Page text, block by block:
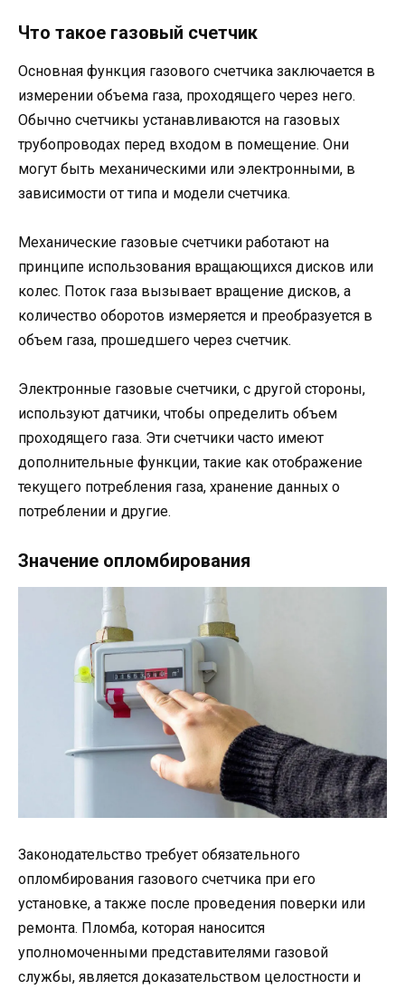
Что такое газовый счетчик
Основная функция газового счетчика заключается в
измерении объема газа, проходящего через него.
Обычно счетчикы устанавливаются на газовых
трубопроводах перед входом в помещение. Они
могут быть механическими или электронными, в
зависимости от типа и модели счетчика.
Механические газовые счетчики работают на
принципе использования вращающихся дисков или
колес. Поток газа вызывает вращение дисков, а
количество оборотов измеряется и преобразуется в
объем газа, прошедшего через счетчик.
Электронные газовые счетчики, с другой стороны,
используют датчики, чтобы определить объем
проходящего газа. Эти счетчики часто имеют
дополнительные функции, такие как отображение
текущего потребления газа, хранение данных о
потреблении и другие.
Значение опломбирования
Законодательство требует обязательного
опломбирования газового счетчика при его
установке, а также после проведения поверки или
ремонта. Пломба, которая наносится
уполномоченными представителями газовой
службы, является доказательством целостности и